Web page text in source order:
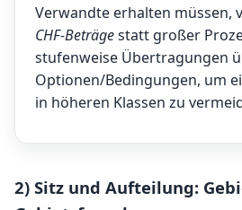
Verwandte erhalten müssen,
CHF-Beträgestatt großer
stufenweise Übertragungen
Optionen/Bedingungen, um
in höheren Klassen zu
2) Sitz und Aufteilung: